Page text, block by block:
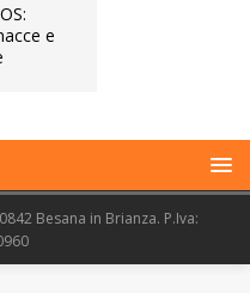
e
Besana in Brianza. P.Iva: